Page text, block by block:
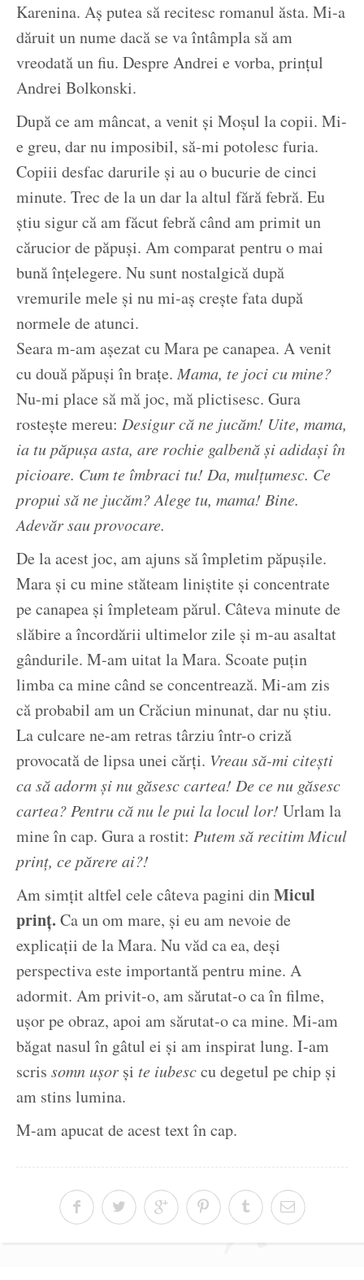
Karenina. Aș putea să recitesc romanul ăsta. Mi-a
dăruit un nume dacă se va întâmpla să am
vreodată un fiu. Despre Andrei e vorba, prințul
Andrei Bolkonski.
După ce am mâncat, a venit și Moșul la copii. Mi-
e greu, dar nu imposibil, să-mi potolesc furia.
Copiii desfac darurile și au o bucurie de cinci
minute. Trec de la un dar la altul fără febră. Eu
știu sigur că am făcut febră când am primit un
cărucior de păpuși. Am comparat pentru o mai
bună înțelegere. Nu sunt nostalgică după
vremurile mele și nu mi-aș crește fata după
normele de atunci.
Seara m-am așezat cu Mara pe canapea. A venit
cu două păpuși în brațe. Mama, te joci cu mine?
Nu-mi place să mă joc, mă plictisesc. Gura
rostește mereu: Desigur că ne jucăm! Uite, mama,
ia tu păpușa asta, are rochie galbenă și adidași în
picioare. Cum te îmbraci tu! Da, mulțumesc. Ce
propui să ne jucăm? Alege tu, mama! Bine.
Adevăr sau provocare.
De la acest joc, am ajuns să împletim păpușile.
Mara și cu mine stăteam liniștite și concentrate
pe canapea și împleteam părul. Câteva minute de
slăbire a încordării ultimelor zile și m-au asaltat
gândurile. M-am uitat la Mara. Scoate puțin
limba ca mine când se concentrează. Mi-am zis
că probabil am un Crăciun minunat, dar nu știu.
La culcare ne-am retras târziu într-o criză
provocată de lipsa unei cărți. Vreau să-mi citești
ca să adorm și nu găsesc cartea! De ce nu găsesc
cartea? Pentru că nu le pui la locul lor! Urlam la
mine în cap. Gura a rostit: Putem să recitim Micul
prinț, ce părere ai?!
Am simțit altfel cele câteva pagini dinMicul
prinț. Ca un om mare, și eu am nevoie de
explicații de la Mara. Nu văd ca ea, deși
perspectiva este importantă pentru mine. A
adormit. Am privit-o, am sărutat-o ca în filme,
ușor pe obraz, apoi am sărutat-o ca mine. Mi-am
băgat nasul în gâtul ei și am inspirat lung. I-am
scris somn ușor și te iubesccu degetul pe chip și
am stins lumina.
M-am apucat de acest text în cap.